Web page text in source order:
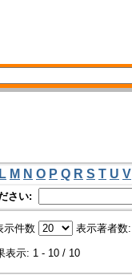
L M N O P Q R S T U V
さい:
示件数 表示著者数:
表示: 1 - 10 / 10